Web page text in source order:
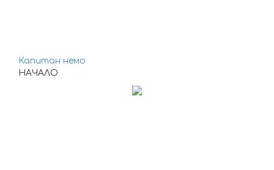
Капитан немо
НАЧАЛО